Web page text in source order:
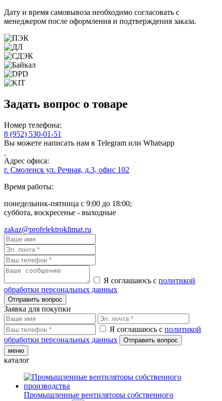
Дату и время самовывоза необходимо согласовать с
менеджером после оформления и подтверждения заказа.
Задать вопрос о товаре
Номер телефона:
8 (952) 530-01-51
Вы можете написать нам в Telegram или Whatsapp
Адрес офиса:
г. Смоленск ул. Речная, д.3, офис 102
Время работы:
понедельник-пятница с 9:00 до 18:00;
суббота, воскресенье - выходные
zakaz@profelektroklimat.ru
Я соглашаюсь с политикой
обработки персональных данных
Заявка для покупки
Я соглашаюсь с политикой
обработки персональных данных
меню
каталог
Промышленные вентиляторы собственного